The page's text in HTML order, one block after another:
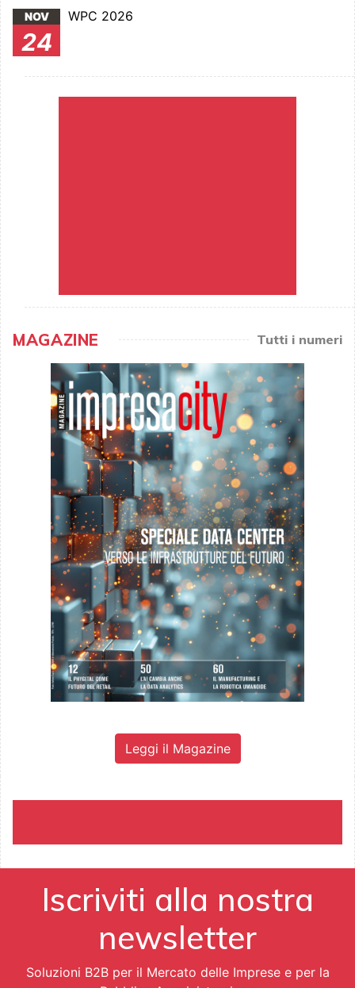
NOV
24
WPC 2026
MAGAZINE Tutti i numeri
Leggi il Magazine
Iscriviti alla nostra
newsletter
Soluzioni B2B per il Mercato delle Imprese e per la